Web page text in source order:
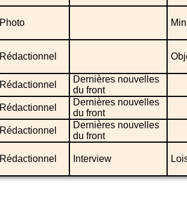
Photo
Rédactionnel
Rédactionnel
Dernières nouvelles
du front
Rédactionnel
Dernières nouvelles
du front
Rédactionnel
Dernières nouvelles
du front
Rédactionnel Interview